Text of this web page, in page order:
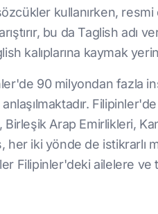
kullanırken,
bu da Taglish adı
kalıplarına kaymak
90 milyondan fazla
Arap Emirlikleri,
her iki yönde de istikrarlı
Filipinler'deki ailelere